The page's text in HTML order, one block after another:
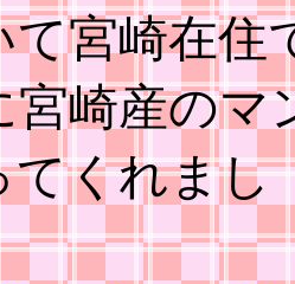
て宮崎在住
宮崎産のマ
てくれまし